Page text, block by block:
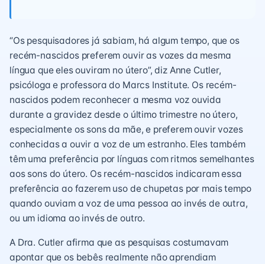
“Os pesquisadores já sabiam, há algum tempo, que os
recém-nascidos preferem ouvir as vozes da mesma
língua que eles ouviram no útero”, diz Anne Cutler,
psicóloga e professora do Marcs Institute. Os recém-
nascidos podem reconhecer a mesma voz ouvida
durante a gravidez desde o último trimestre no útero,
especialmente os sons da mãe, e preferem ouvir vozes
conhecidas a ouvir a voz de um estranho. Eles também
têm uma preferência por línguas com ritmos semelhantes
aos sons do útero. Os recém-nascidos indicaram essa
preferência ao fazerem uso de chupetas por mais tempo
quando ouviam a voz de uma pessoa ao invés de outra,
ou um idioma ao invés de outro.
A Dra. Cutler afirma que as pesquisas costumavam
apontar que os bebês realmente não aprendiam